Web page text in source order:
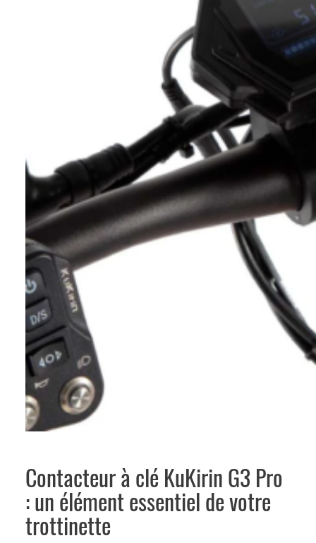
Contacteur à clé KuKirin G3 Pro
: un élément essentiel de votre
trottinette